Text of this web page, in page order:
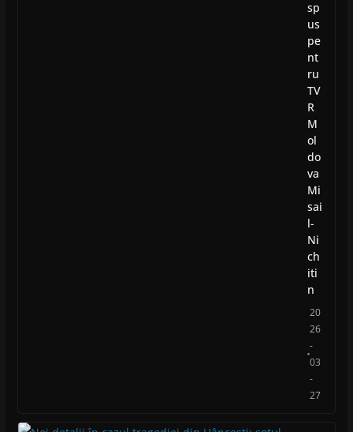
sp
us
pe
nt
ru
TV
R
M
ol
do
va
Mi
sai
l-
Ni
ch
iti
n
20
26
-
03
-
27